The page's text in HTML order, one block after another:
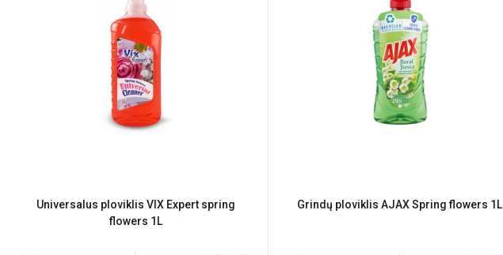
Universalus ploviklis VIX Expert spring
flowers 1L
Grindų ploviklis AJAX Spring flowers 1L